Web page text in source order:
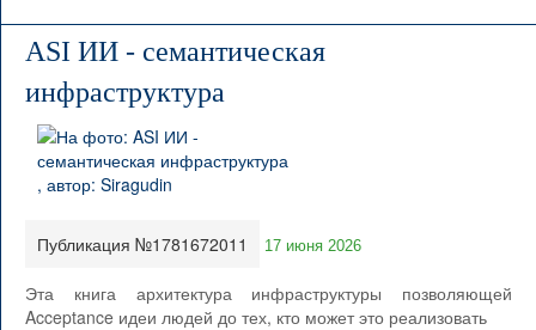
ASI ИИ - семантическая
инфраструктура
Публикация №1781672011 17 июня 2026
Эта книга архитектура инфраструктуры позволяющей
Acceptance идеи людей до тех, кто может это реализовать